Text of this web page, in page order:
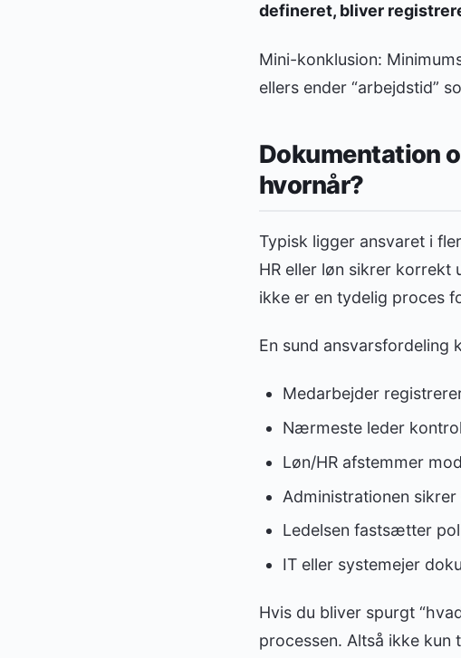
defineret, bliver
Mini-konklusion:
ellers ender “arbejdstid”
Dokumentation
hvornår?
Typisk ligger ansvaret i
HR eller løn sikrer korrekt
ikke er en tydelig proces
En sund ansvarsfordeling
Medarbejder
Nærmeste leder
Løn/HR afstemmer
Administrationen
Ledelsen fastsætter
IT eller systemejer
Hvis du bliver spurgt
processen. Altså ikke